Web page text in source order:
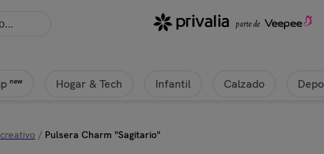
new Hogar & Tech Infantil Calzado
/ Pulsera Charm "Sagitario"